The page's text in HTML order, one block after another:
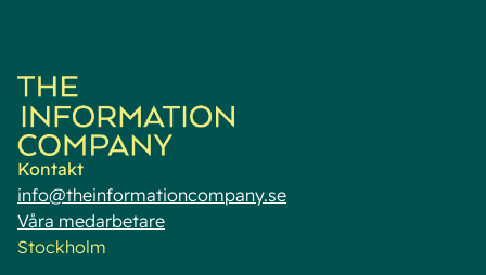
Kontakt
info@theinformationcompany.se
Våra medarbetare
Stockholm